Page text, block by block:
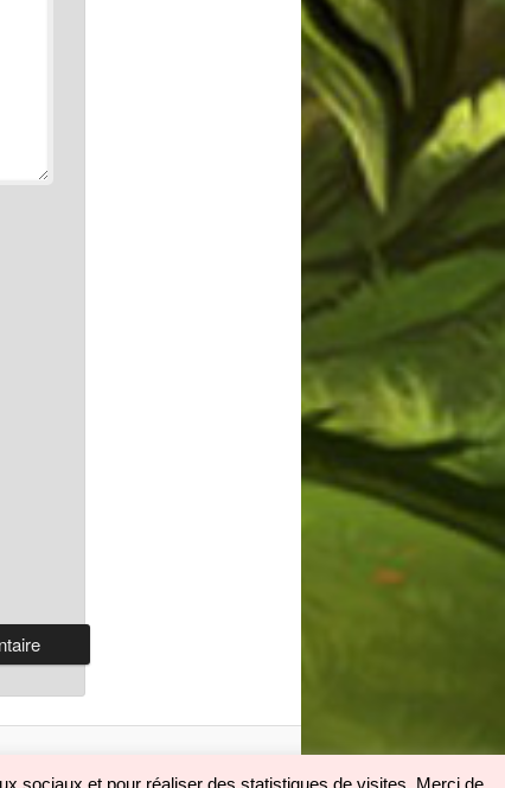
sociaux et pour réaliser des statistiques de visites. Merci de